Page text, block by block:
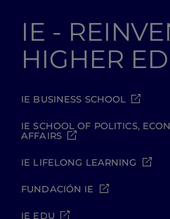
IE -
HIGHER
IE BUSINESS SCHOOL
IE SCHOOL OF POLITICS,
AFFAIRS
IE LIFELONG LEARNING
FUNDACIÓN IE
IE EDU